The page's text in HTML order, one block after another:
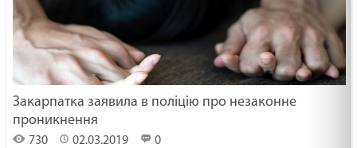
Закарпатка заявила в поліцію про незаконне
проникнення
730 02.03.2019
0